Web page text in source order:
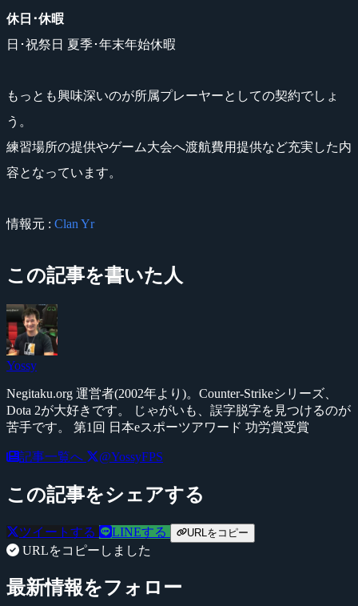
休日･休暇
日･祝祭日 夏季･年末年始休暇
もっとも興味深いのが所属プレーヤーとしての契約でしょ
う。
練習場所の提供やゲーム大会へ渡航費用提供など充実した内
容となっています。
情報元 : Clan Yr
この記事を書いた人
Yossy
Negitaku.org 運営者(2002年より)。Counter-Strikeシリーズ、
Dota 2が大好きです。 じゃがいも、誤字脱字を見つけるのが
苦手です。 第1回 日本eスポーツアワード 功労賞受賞
記事一覧へ @YossyFPS
この記事をシェアする
ツイートする LINEする URLをコピー
URLをコピーしました
最新情報をフォロー